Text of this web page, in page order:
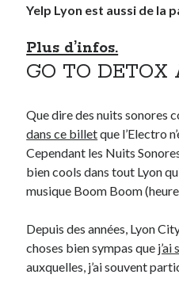
Yelp Lyon est aussi de la
Plus d’infos.
GO TO
Que dire des nuits sonores
dans ce billetque l’Electro
Cependant les Nuits
bien cools dans tout Lyon
musique Boom Boom
Depuis des années, Lyon
choses bien sympas que j’ai
auxquelles, j’ai souvent